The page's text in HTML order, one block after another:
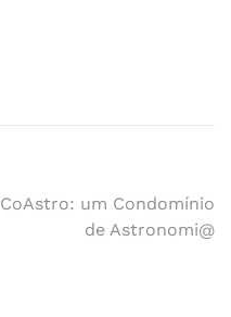
CoAstro: um Condomínio
de Astronomi@